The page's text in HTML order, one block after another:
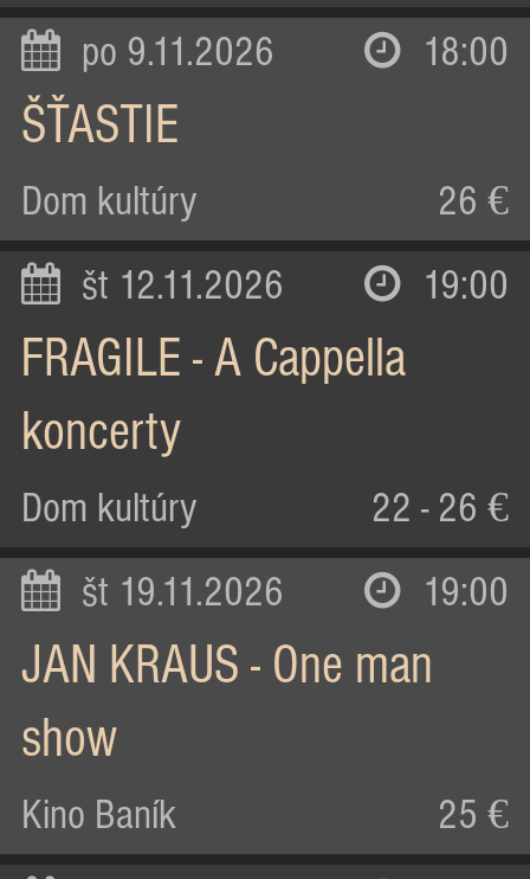
po 9.11.2026 18:00
ŠŤASTIE
Dom kultúry 26 €
št 12.11.2026 19:00
FRAGILE - A Cappella
koncerty
Dom kultúry 22 - 26 €
št 19.11.2026 19:00
JAN KRAUS - One man
show
Kino Baník 25 €